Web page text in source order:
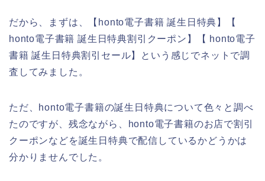
だから、まずは、【honto電子書籍 誕生日特典】【
honto電子書籍 誕生日特典割引クーポン】【 honto電子
書籍 誕生日特典割引セール】という感じでネットで調
査してみました。
ただ、honto電子書籍の誕生日特典について色々と調べ
たのですが、残念ながら、honto電子書籍のお店で割引
クーポンなどを誕生日特典で配信しているかどうかは
分かりませんでした。